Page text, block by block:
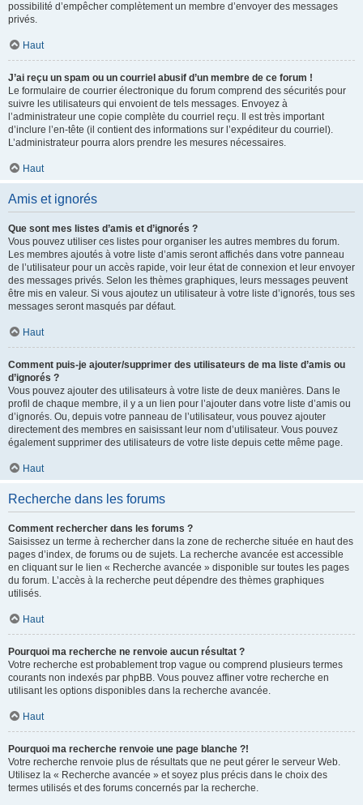
possibilité d’empêcher complètement un membre d’envoyer des messages
privés.
Haut
J’ai reçu un spam ou un courriel abusif d’un membre de ce forum !
Le formulaire de courrier électronique du forum comprend des sécurités pour
suivre les utilisateurs qui envoient de tels messages. Envoyez à
l’administrateur une copie complète du courriel reçu. Il est très important
d’inclure l’en-tête (il contient des informations sur l’expéditeur du courriel).
L’administrateur pourra alors prendre les mesures nécessaires.
Haut
Amis et ignorés
Que sont mes listes d’amis et d’ignorés ?
Vous pouvez utiliser ces listes pour organiser les autres membres du forum.
Les membres ajoutés à votre liste d’amis seront affichés dans votre panneau
de l’utilisateur pour un accès rapide, voir leur état de connexion et leur envoyer
des messages privés. Selon les thèmes graphiques, leurs messages peuvent
être mis en valeur. Si vous ajoutez un utilisateur à votre liste d’ignorés, tous ses
messages seront masqués par défaut.
Haut
Comment puis-je ajouter/supprimer des utilisateurs de ma liste d’amis ou
d’ignorés ?
Vous pouvez ajouter des utilisateurs à votre liste de deux manières. Dans le
profil de chaque membre, il y a un lien pour l’ajouter dans votre liste d’amis ou
d’ignorés. Ou, depuis votre panneau de l’utilisateur, vous pouvez ajouter
directement des membres en saisissant leur nom d’utilisateur. Vous pouvez
également supprimer des utilisateurs de votre liste depuis cette même page.
Haut
Recherche dans les forums
Comment rechercher dans les forums ?
Saisissez un terme à rechercher dans la zone de recherche située en haut des
pages d’index, de forums ou de sujets. La recherche avancée est accessible
en cliquant sur le lien « Recherche avancée » disponible sur toutes les pages
du forum. L’accès à la recherche peut dépendre des thèmes graphiques
utilisés.
Haut
Pourquoi ma recherche ne renvoie aucun résultat ?
Votre recherche est probablement trop vague ou comprend plusieurs termes
courants non indexés par phpBB. Vous pouvez affiner votre recherche en
utilisant les options disponibles dans la recherche avancée.
Haut
Pourquoi ma recherche renvoie une page blanche ?!
Votre recherche renvoie plus de résultats que ne peut gérer le serveur Web.
Utilisez la « Recherche avancée » et soyez plus précis dans le choix des
termes utilisés et des forums concernés par la recherche.